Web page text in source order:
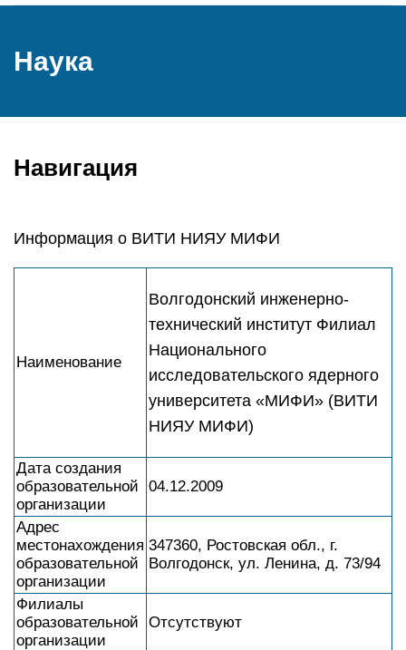
Наука
Навигация
Информация о ВИТИ НИЯУ МИФИ
Наименование
​Волгодонский инженерно-
технический институт Филиал
Национального
исследовательского ядерного
университета «МИФИ» (ВИТИ
НИЯУ МИФИ)
Дата создания
образовательной
организации
04.12.2009
Адрес
местонахождения
образовательной
организации
347360, Ростовская обл., г.
Волгодонск, ул. Ленина, д. 73/94
Филиалы
образовательной
организации
Отсутствуют